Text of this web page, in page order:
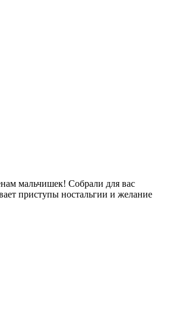
мальчишек! Собрали для вас
приступы ностальгии и желание